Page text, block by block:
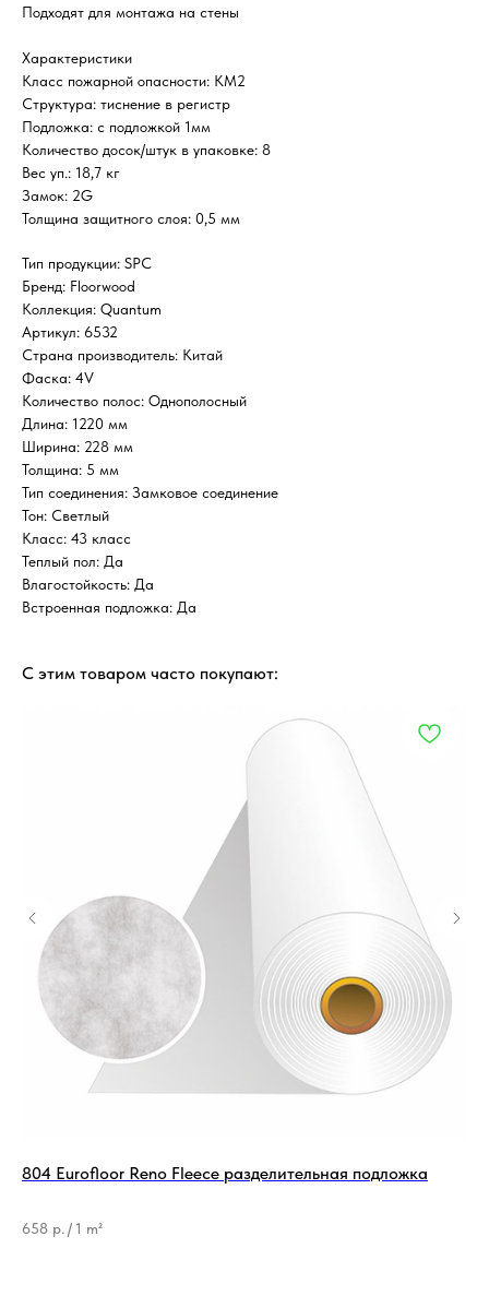
Подходят для монтажа на стены
Характеристики
Класс пожарной опасности: КМ2
Структура: тиснение в регистр
Подложка: с подложкой 1мм
Количество досок/штук в упаковке: 8
Вес уп.: 18,7 кг
Замок: 2G
Толщина защитного слоя: 0,5 мм
Тип продукции: SPC
Бренд: Floorwood
Коллекция: Quantum
Артикул: 6532
Страна производитель: Китай
Фаска: 4V
Количество полос: Однополосный
Длина: 1220 мм
Ширина: 228 мм
Толщина: 5 мм
Тип соединения: Замковое соединение
Тон: Светлый
Класс: 43 класс
Теплый пол: Да
Влагостойкость: Да
Встроенная подложка: Да
С этим товаром часто покупают:
804 Eurofloor Reno Fleece разделительная подложка
658 р. / 1 m²